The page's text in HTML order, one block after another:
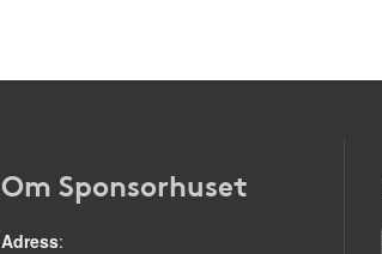
Om Sponsorhuset
Adress: